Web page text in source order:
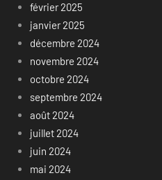
février 2025
janvier 2025
décembre 2024
novembre 2024
octobre 2024
septembre 2024
août 2024
juillet 2024
juin 2024
mai 2024